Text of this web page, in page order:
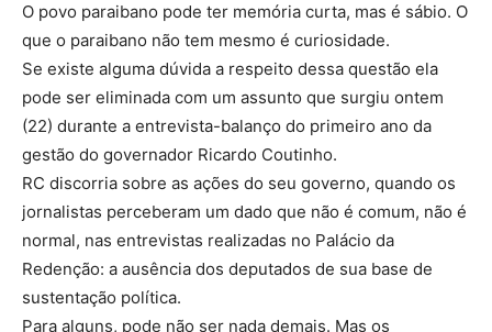
O povo paraibano pode ter memória curta, mas é sábio. O
que o paraibano não tem mesmo é curiosidade.
Se existe alguma dúvida a respeito dessa questão ela
pode ser eliminada com um assunto que surgiu ontem
(22) durante a entrevista-balanço do primeiro ano da
gestão do governador Ricardo Coutinho.
RC discorria sobre as ações do seu governo, quando os
jornalistas perceberam um dado que não é comum, não é
normal, nas entrevistas realizadas no Palácio da
Redenção: a ausência dos deputados de sua base de
sustentação política.
Para alguns, pode não ser nada demais. Mas os